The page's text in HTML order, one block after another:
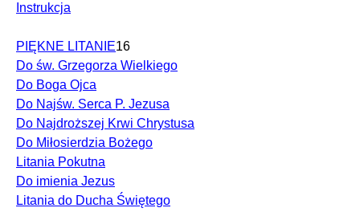
Instrukcja
PIĘKNE LITANIE16
Do św. Grzegorza Wielkiego
Do Boga Ojca
Do Najśw. Serca P. Jezusa
Do Najdroższej Krwi Chrystusa
Do Miłosierdzia Bożego
Litania Pokutna
Do imienia Jezus
Litania do Ducha Świętego